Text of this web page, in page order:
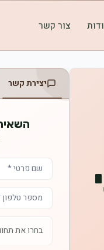
צור קשר
יצירת קשר